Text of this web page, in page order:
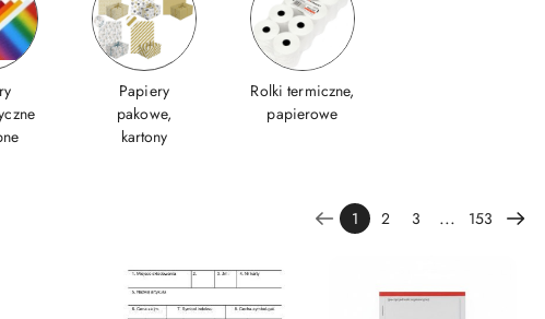
Papiery
pakowe,
kartony
Rolki termiczne,
papierowe
1 2 3 ... 153